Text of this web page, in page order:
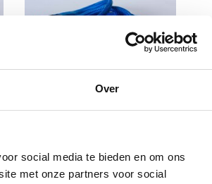
Over
social media te bieden en om ons
met onze partners voor social